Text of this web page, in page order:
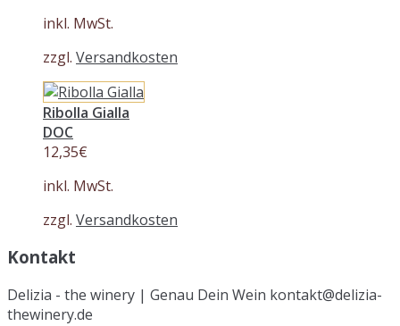
inkl. MwSt.
zzgl. Versandkosten
Ribolla Gialla
DOC
12,35€
inkl. MwSt.
zzgl. Versandkosten
Kontakt
Delizia - the winery | Genau Dein Wein kontakt@delizia-
thewinery.de